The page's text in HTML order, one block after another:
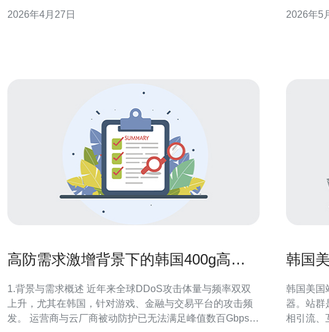
戏和对页面响应敏感的电商，网络稳定性、抖动低和包丢
2026年4月27日
帮助你提升代
2026年5
高防需求激增背景下的韩国400g高防
1.背景与需求概述 近年来全球DDoS攻击体量与频率双双
上升，尤其在韩国，针对游戏、金融与交易平台的攻击频
发。 运营商与云厂商被动防护已无法满足峰值数百Gbps的
韩国
韩国美国
器。站群
相引流、